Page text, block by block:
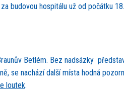
budovou hospitálu už od počátku
Betlém. Bez nadsázky
se nachází další místa hodná
loutek.